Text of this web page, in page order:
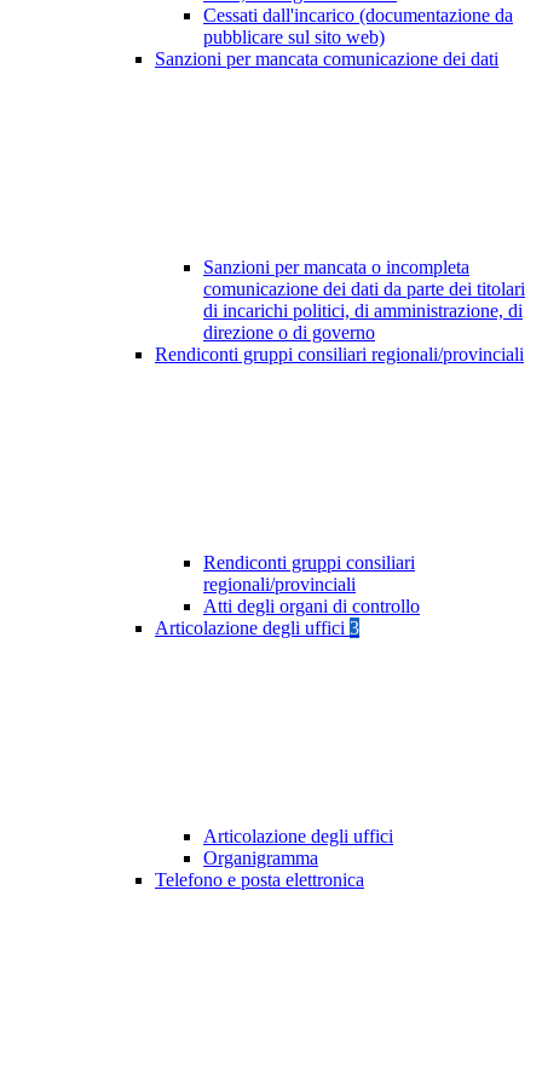
Cessati dall'incarico (documentazione da
pubblicare sul sito web)
Sanzioni per mancata comunicazione dei dati
Sanzioni per mancata o incompleta
comunicazione dei dati da parte dei titolari
di incarichi politici, di amministrazione, di
direzione o di governo
Rendiconti gruppi consiliari regionali/provinciali
Rendiconti gruppi consiliari
regionali/provinciali
Atti degli organi di controllo
Articolazione degli uffici 3
Articolazione degli uffici
Organigramma
Telefono e posta elettronica